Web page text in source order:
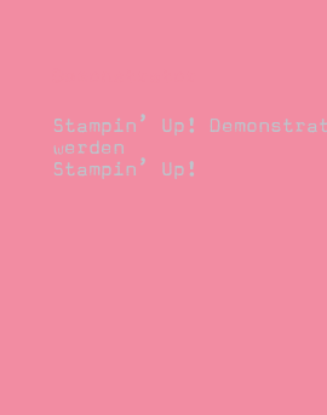
Stampin’ Up!
werden
Stampin’ Up!